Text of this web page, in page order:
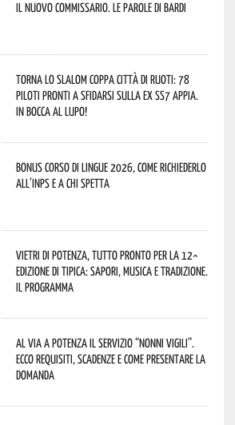
il nuovo commissario. Le parole di Bardi
Torna lo Slalom Coppa Città di Ruoti: 78
piloti pronti a sfidarsi sulla ex SS7 Appia.
In bocca al lupo!
Bonus corso di lingue 2026, come richiederlo
all’INPS e a chi spetta
Vietri di Potenza, tutto pronto per la 12^
Edizione di Tipica: sapori, musica e tradizione.
Il programma
Al via a Potenza il servizio “Nonni Vigili”.
Ecco requisiti, scadenze e come presentare la
domanda